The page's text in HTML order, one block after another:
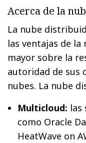
Acerca de la
La nube
las ventajas de
mayor sobre la
autoridad de sus
nubes. La nube
Multicloud: las
como Oracle
HeatWave on